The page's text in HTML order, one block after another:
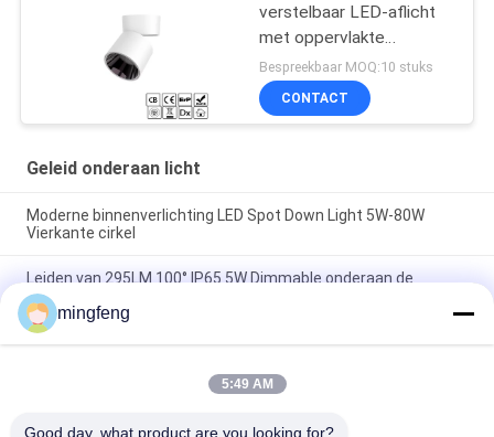
verstelbaar LED-aflicht
met oppervlakte
bevestiging Voor
thuisgebruik in
winkelcentra
Bespreekbaar MOQ:10 stuks
CONTACT
Geleid onderaan licht
Moderne binnenverlichting LED Spot Down Light 5W-80W
Vierkante cirkel
Leiden van 295LM 100° IP65 5W Dimmable onderaan de
Schijnwerpers van het Lichtenkabinet
De Geleide MAÏSKOLF 7W 10W 20W zette onderaan de Lichte
mingfeng
5:49 AM
Good day, what product are you looking for?